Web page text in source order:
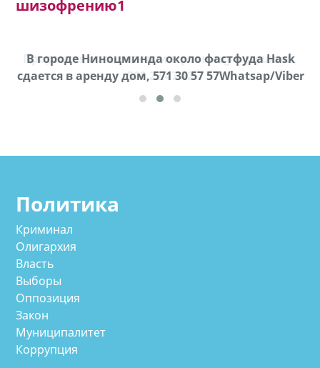
шизофрению1
В городе Ниноцминда около фастфуда Hask
cдается в аренду дом, 571 30 57 57Whatsap/Viber
Политика
Криминал
Олигархия
Власть
Выборы
Оппозиция
Закон
Муниципалитет
Коррупция